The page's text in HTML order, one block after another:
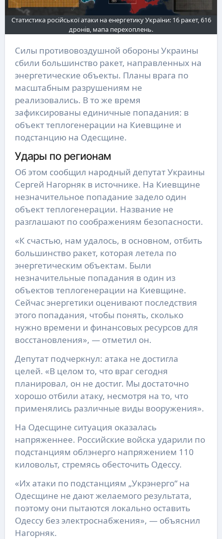
Статистика російської атаки на енергетику України: 16 ракет, 616
дронів, мапа перехоплень.
Силы противовоздушной обороны Украины
сбили большинство ракет, направленных на
энергетические объекты. Планы врага по
масштабным разрушениям не
реализовались. В то же время
зафиксированы единичные попадания: в
объект теплогенерации на Киевщине и
подстанцию на Одесщине.
Удары по регионам
Об этом сообщил народный депутат Украины
Сергей Нагорняк в источнике. На Киевщине
незначительное попадание задело один
объект теплогенерации. Название не
разглашают по соображениям безопасности.
«К счастью, нам удалось, в основном, отбить
большинство ракет, которая летела по
энергетическим объектам. Были
незначительные попадания в один из
объектов теплогенерации на Киевщине.
Сейчас энергетики оценивают последствия
этого попадания, чтобы понять, сколько
нужно времени и финансовых ресурсов для
восстановления», — отметил он.
Депутат подчеркнул: атака не достигла
целей. «В целом то, что враг сегодня
планировал, он не достиг. Мы достаточно
хорошо отбили атаку, несмотря на то, что
применялись различные виды вооружения».
На Одесщине ситуация оказалась
напряженнее. Российские войска ударили по
подстанциям облэнерго напряжением 110
киловольт, стремясь обесточить Одессу.
«Их атаки по подстанциям „Укрэнерго“ на
Одесщине не дают желаемого результата,
поэтому они пытаются локально оставить
Одессу без электроснабжения», — объяснил
Нагорняк.